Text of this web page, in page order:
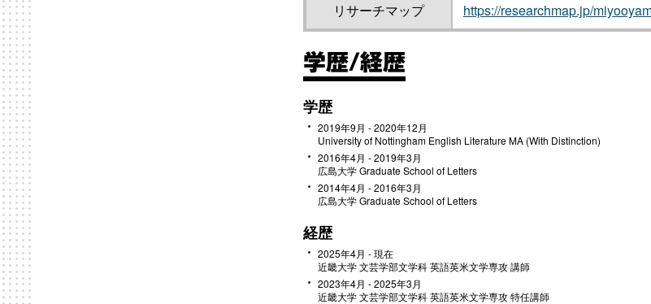
リサーチマップ
https://researchmap.jp/
学歴/経歴
学歴
2019年9月 - 2020年12月
University of Nottingham English Literature MA (With Distinction)
2016年4月 - 2019年3月
広島大学 Graduate School of Letters
2014年4月 - 2016年3月
広島大学 Graduate School of Letters
経歴
2025年4月 - 現在
近畿大学 文芸学部文学科 英語英米文学専攻 講師
2023年4月 - 2025年3月
近畿大学 文芸学部文学科 英語英米文学専攻 特任講師